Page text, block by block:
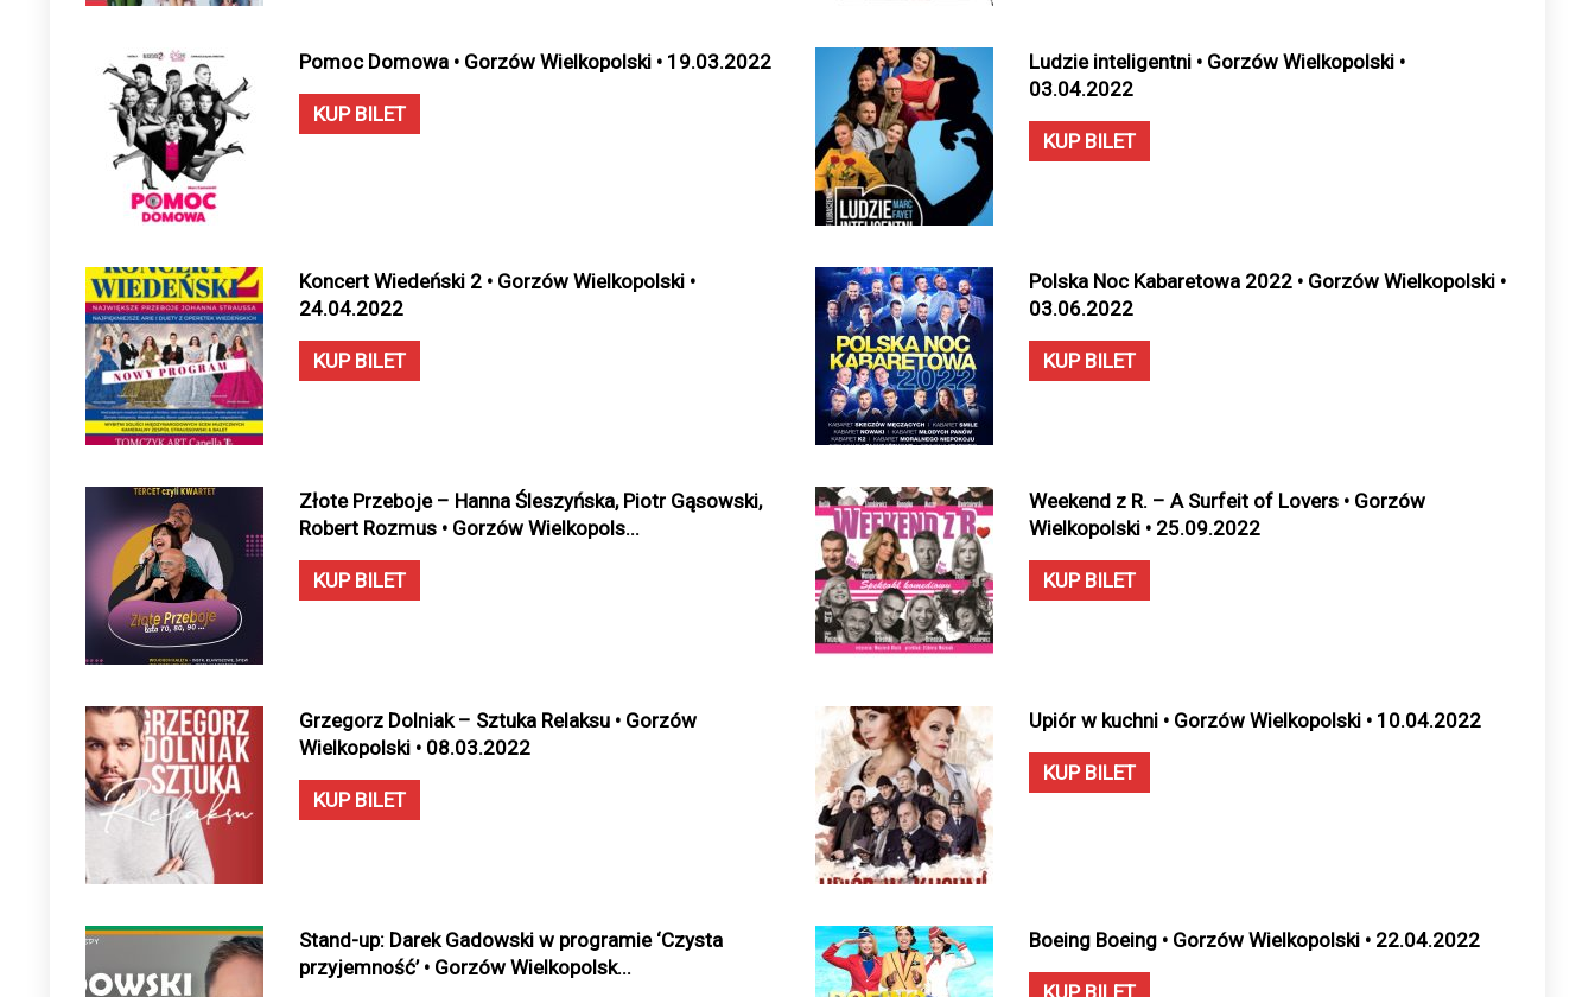
Pomoc Domowa • Gorzów Wielkopolski • 19.03.2022
KUP BILET
Ludzie inteligentni • Gorzów Wielkopolski •
03.04.2022
KUP BILET
Koncert Wiedeński 2 • Gorzów Wielkopolski •
24.04.2022
KUP BILET
Polska Noc Kabaretowa 2022 • Gorzów Wielkopolski •
03.06.2022
KUP BILET
Złote Przeboje – Hanna Śleszyńska, Piotr Gąsowski,
Robert Rozmus • Gorzów Wielkopols...
KUP BILET
Weekend z R. – A Surfeit of Lovers • Gorzów
Wielkopolski • 25.09.2022
KUP BILET
Grzegorz Dolniak – Sztuka Relaksu • Gorzów
Wielkopolski • 08.03.2022
KUP BILET
Upiór w kuchni • Gorzów Wielkopolski • 10.04.2022
KUP BILET
Stand-up: Darek Gadowski w programie ‘Czysta
przyjemność’ • Gorzów Wielkopolsk...
Boeing Boeing • Gorzów Wielkopolski • 22.04.2022
KUP BILET